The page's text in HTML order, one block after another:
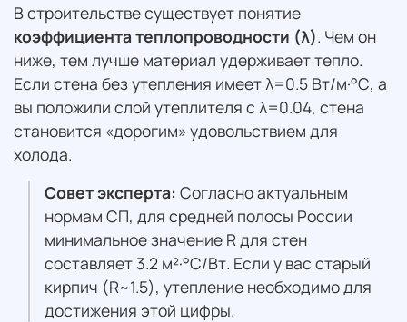
В строительстве существует понятие
коэффициента теплопроводности (λ). Чем он
ниже, тем лучше материал удерживает тепло.
Если стена без утепления имеет λ=0.5 Вт/м·°С, а
вы положили слой утеплителя с λ=0.04, стена
становится «дорогим» удовольствием для
холода.
Совет эксперта: Согласно актуальным
нормам СП, для средней полосы России
минимальное значение R для стен
составляет 3.2 м²·°С/Вт. Если у вас старый
кирпич (R~1.5), утепление необходимо для
достижения этой цифры.